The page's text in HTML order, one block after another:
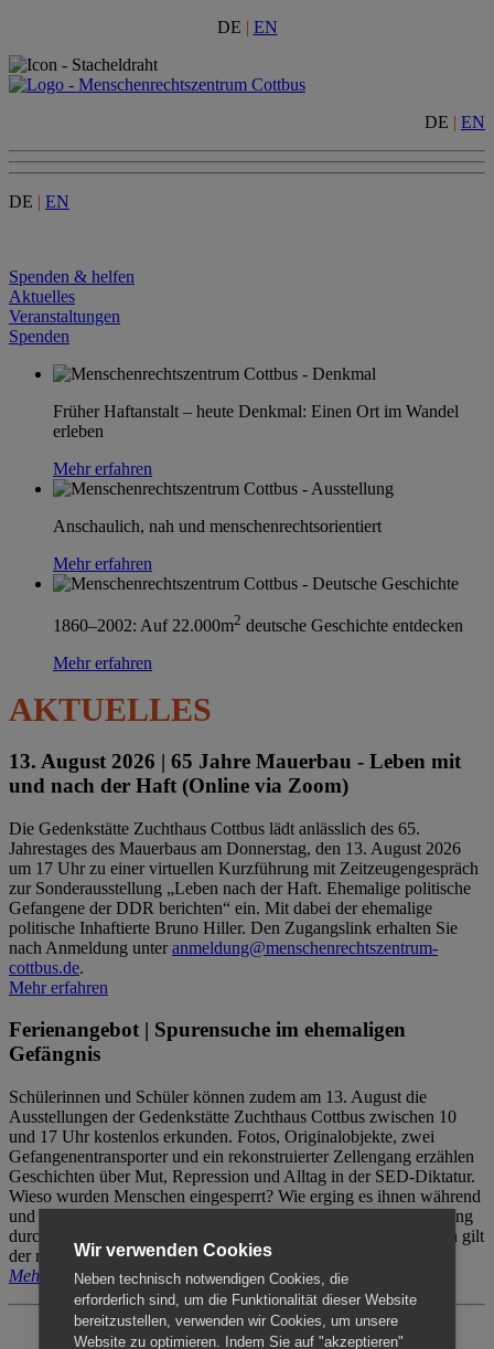
DE | EN
DE | EN
DE | EN
Spenden & helfen
Aktuelles
Veranstaltungen
Spenden
Früher Haftanstalt – heute Denkmal: Einen Ort im Wandel
erleben
Mehr erfahren
Anschaulich, nah und menschenrechtsorientiert
Mehr erfahren
1860–2002: Auf 22.000m2 deutsche Geschichte entdecken
Mehr erfahren
AKTUELLES
13. August 2026 | 65 Jahre Mauerbau - Leben mit
und nach der Haft (Online via Zoom)
Die Gedenkstätte Zuchthaus Cottbus lädt anlässlich des 65.
Jahrestages des Mauerbaus am Donnerstag, den 13. August 2026
um 17 Uhr zu einer virtuellen Kurzführung mit Zeitzeugengespräch
zur Sonderausstellung „Leben nach der Haft. Ehemalige politische
Gefangene der DDR berichten“ ein. Mit dabei der ehemalige
politische Inhaftierte Bruno Hiller. Den Zugangslink erhalten Sie
nach Anmeldung unteranmeldung@menschenrechtszentrum-
cottbus.de.
Mehr erfahren
Ferienangebot | Spurensuche im ehemaligen
Gefängnis
Schülerinnen und Schüler können zudem am 13. August die
Ausstellungen der Gedenkstätte Zuchthaus Cottbus zwischen 10
und 17 Uhr kostenlos erkunden. Fotos, Originalobjekte, zwei
Gefangenentransporter und ein rekonstruierter Zellengang erzählen
Geschichten über Mut, Repression und Alltag in der SED-Diktatur.
Wieso wurden Menschen eingesperrt? Wie erging es ihnen während
und nach der Haft? Der Besuch erfolgt individuell ohne Betreuung
durch das Menschenrechtszentrum Cottbus. Für Begleitpersonen gilt
der reguläre Eintritt (8€ / ermäßigt 5€).
Mehr erfahren
Wir verwenden Cookies
Neben technisch notwendigen Cookies, die
erforderlich sind, um die Funktionalität dieser Website
bereitzustellen, verwenden wir Cookies, um unsere
Website zu optimieren. Indem Sie auf "akzeptieren"